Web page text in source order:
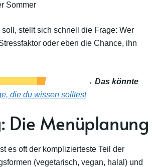
Sommer
stellt sich schnell die Frage: Wer
oder eben die Chance, ihn
→ Das könnte
die du wissen solltest
Die Menüplanung
es oft der komplizierteste Teil der
(vegetarisch, vegan, halal) und